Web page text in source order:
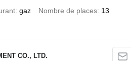
gaz Nombre de places 13
CO., LTD.